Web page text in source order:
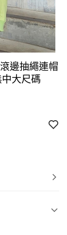
邊抽繩連帽
大尺碼